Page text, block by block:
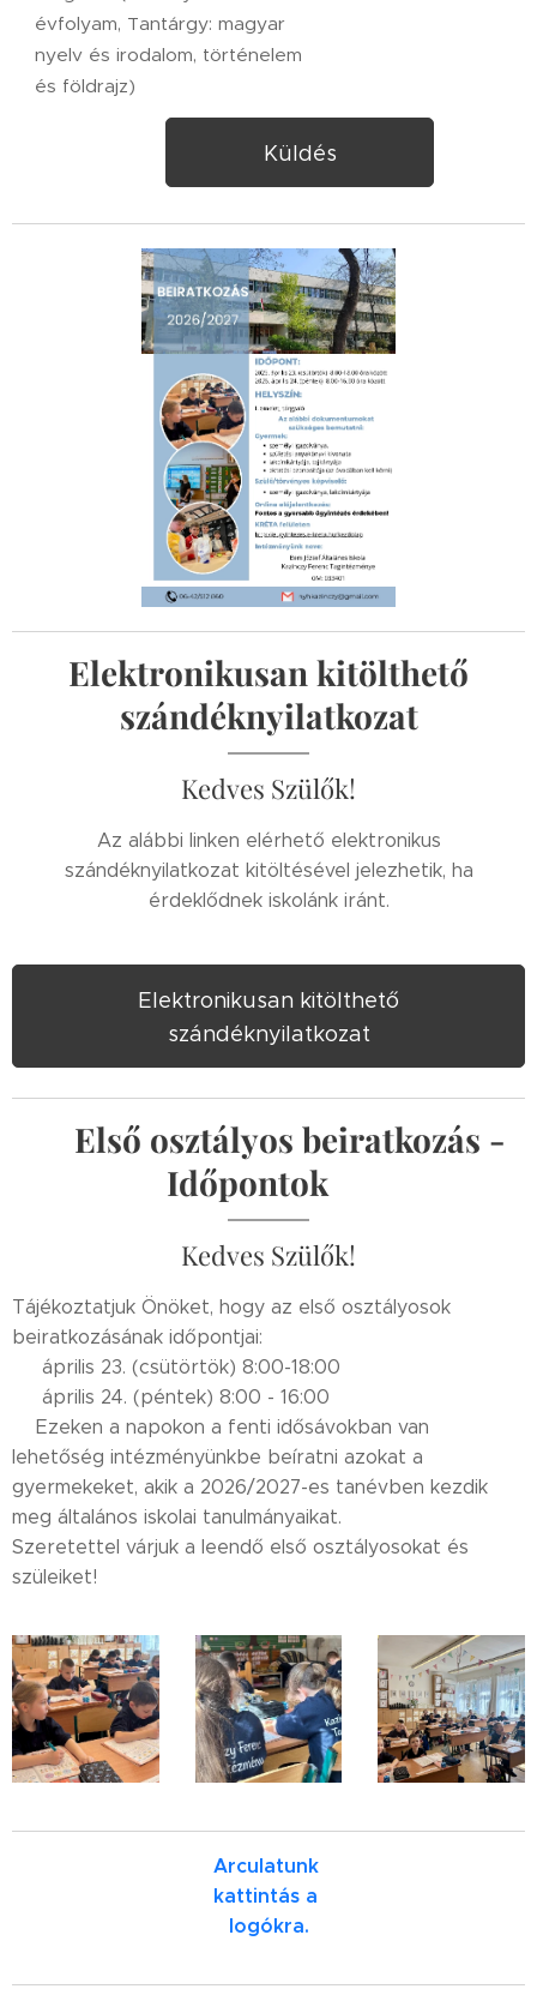
évfolyam, Tantárgy: magyar
nyelv és irodalom, történelem
és földrajz)
Küldés
Elektronikusan kitölthető
szándéknyilatkozat
Kedves Szülők!
Az alábbi linken elérhető elektronikus
szándéknyilatkozat kitöltésével jelezhetik, ha
érdeklődnek iskolánk iránt.
Elektronikusan kitölthető
szándéknyilatkozat
💙Első osztályos beiratkozás -
Időpontok🗓
Kedves Szülők!
Tájékoztatjuk Önöket, hogy az első osztályosok
beiratkozásának időpontjai:
🗓 április 23. (csütörtök) 8:00-18:00
🗓 április 24. (péntek) 8:00 - 16:00
➡️Ezeken a napokon a fenti idősávokban van
lehetőség intézményünkbe beíratni azokat a
gyermekeket, akik a 2026/2027-es tanévben kezdik
meg általános iskolai tanulmányaikat.
Szeretettel várjuk a leendő első osztályosokat és
szüleiket!😊💙📚
Arculatunk
kattintás a
logókra.